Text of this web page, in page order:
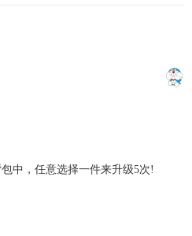
中，任意选择一件来升级5次!